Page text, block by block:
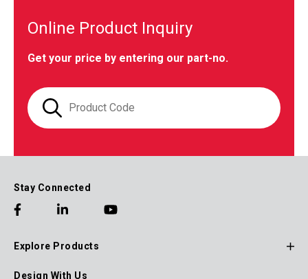
Online Product Inquiry
Get your price by entering our part-no.
Stay Connected
Footer
Explore Products
Design With Us